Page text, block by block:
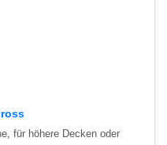
für höhere Decken oder